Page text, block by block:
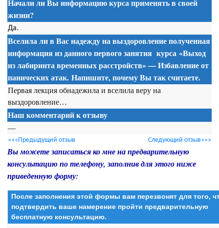
Начали ли Вы информацию курса применять в своей
жизни?
Да.
Вселила ли в Вас надежду на выздоровление полученная
информация из данного первого занятия курса «Выход
из лабиринта временных расстройств» — Избавление от
панических атак. Напишите, почему Вы так считаете.
Первая лекция обнадежила и вселила веру на
выздоровление…
Наш комментарий к отзыву
—
«««Предыдущий отзыв Следующий отзыв»»»
Вы можете записаться ко мне на предварительную
консультацию по телефону, заполнив для этого ниже
приведенную форму:
После заполнения этой формы вам перезвонят для того,
подтвердить ваше намерение пройти предварительную
бесплатную консультацию.